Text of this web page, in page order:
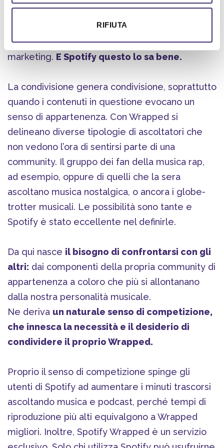
RIFIUTA
Le community sono il vero futuro del digital
marketing. E Spotify questo lo sa bene.
La condivisione genera condivisione, soprattutto
quando i contenuti in questione evocano un
senso di appartenenza. Con Wrapped si
delineano diverse tipologie di ascoltatori che
non vedono l’ora di sentirsi parte di una
community. Il gruppo dei fan della musica rap,
ad esempio, oppure di quelli che la sera
ascoltano musica nostalgica, o ancora i globe-
trotter musicali. Le possibilità sono tante e
Spotify è stato eccellente nel definirle.
Da qui nasce il bisogno di confrontarsi con gli
altri: dai componenti della propria community di
appartenenza a coloro che più si allontanano
dalla nostra personalità musicale.
Ne deriva un naturale senso di competizione,
che innesca la necessità e il desiderio di
condividere il proprio Wrapped.
Proprio il senso di competizione spinge gli
utenti di Spotify ad aumentare i minuti trascorsi
ascoltando musica e podcast, perché tempi di
riproduzione più alti equivalgono a Wrapped
migliori. Inoltre, Spotify Wrapped è un servizio